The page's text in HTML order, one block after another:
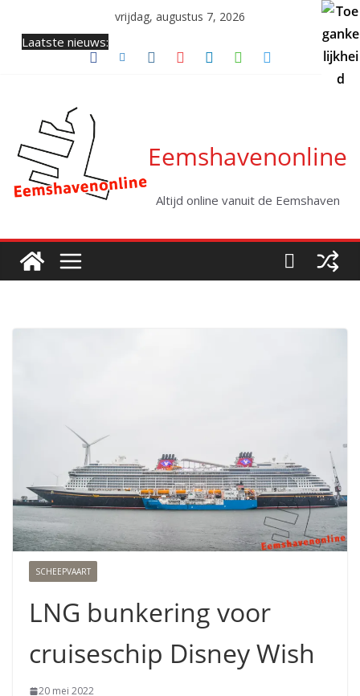
vrijdag, augustus 7, 2026
Laatste nieuws:
Eemshavenonline
Altijd online vanuit de Eemshaven
SCHEEPVAART
LNG bunkering voor
cruiseschip Disney Wish
20 mei 2022